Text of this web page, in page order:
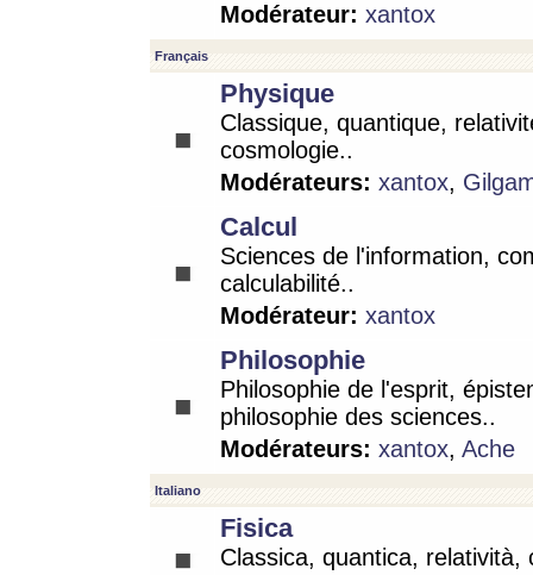
Modérateur: xantox
Français
Physique
Classique, quantique,
cosmologie..
Modérateurs: xantox,
Calcul
Sciences de l'information,
calculabilité..
Modérateur: xantox
Philosophie
Philosophie de l'esprit,
philosophie des sciences..
Modérateurs: xantox, Ache
Italiano
Fisica
Classica, quantica, relatività,